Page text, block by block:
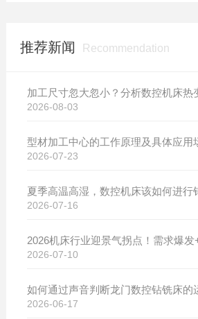
推荐新闻 Recommendation
2026-08-03
型材加工中心的工作原理及具体应用
2026-07-23
2026-07-16
2026-07-10
如何通过声音判断龙门数控钻铣床的
2026-06-17